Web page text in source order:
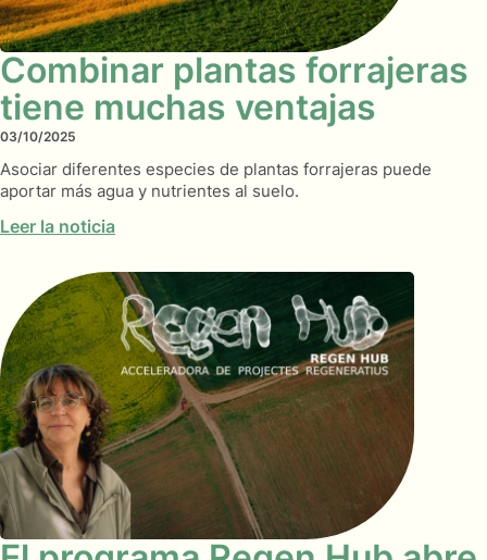
Combinar plantas forrajeras
tiene muchas ventajas
03/10/2025
Asociar diferentes especies de plantas forrajeras puede
aportar más agua y nutrientes al suelo.
Leer la noticia